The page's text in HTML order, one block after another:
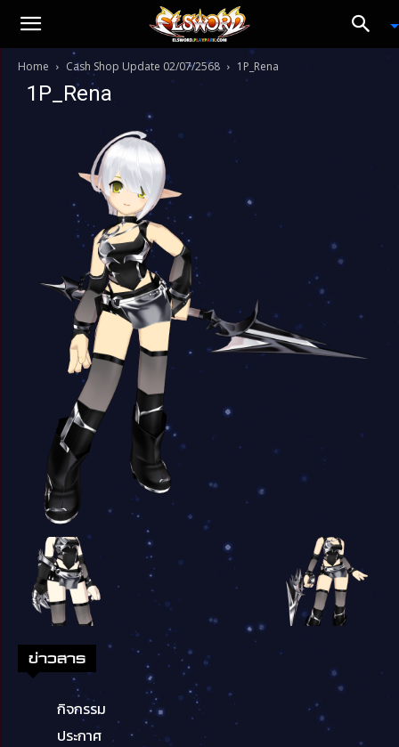
Home Cash Shop Update 02/07/2568 1P_Rena
1P_Rena
ข่าวสาร
กิจกรรม
ประกาศ